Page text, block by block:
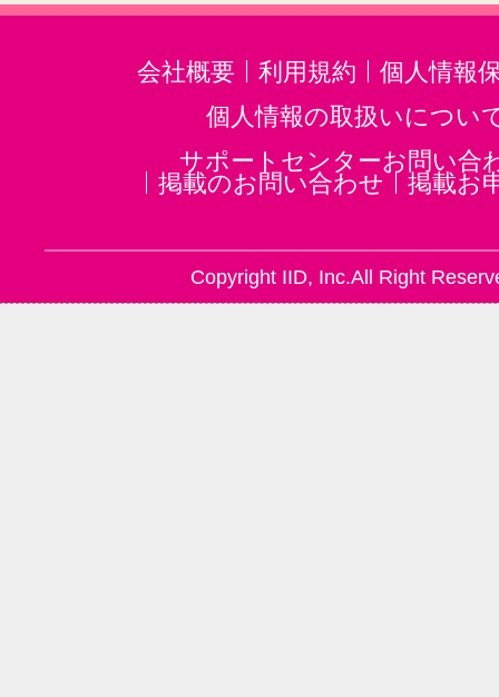
会社概要 利用規約
個人情報
個人情報の取扱いについ
サポートセンターお問い合
掲載のお問い合わせ
掲載お
Copyright IID, Inc.All Right